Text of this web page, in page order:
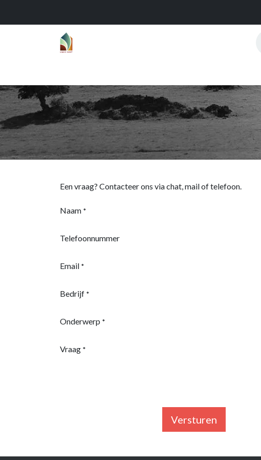
Een vraag? Contacteer ons via chat, mail of telefoon.
Naam *
Telefoonnummer
Email *
Bedrijf *
Onderwerp *
Vraag *
Versturen